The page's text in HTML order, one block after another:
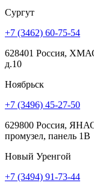
Сургут
+7 (3462) 60-75-54
628401 Россия,
д.10
Ноябрьск
+7 (3496) 45-27-50
629800 Россия,
промузел, панель 1В
Новый Уренгой
+7 (3494) 91-73-44